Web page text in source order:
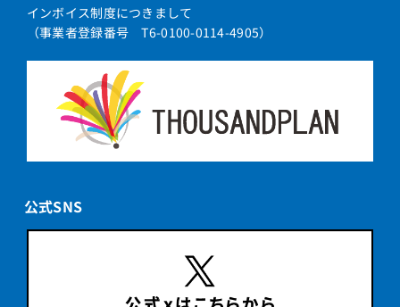
インボイス制度につきまして
（事業者登録番号 T6-0100-0114-4905）
公式SNS